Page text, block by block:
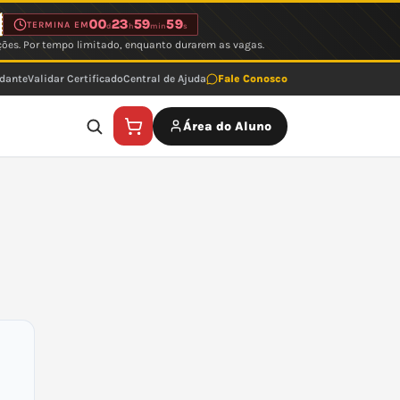
TERMINA EM00d23 h59min59s
Por tempo limitado, enquanto durarem as vagas.
Validar CertificadoCentral de Ajuda Fale Conosco
Área do Aluno